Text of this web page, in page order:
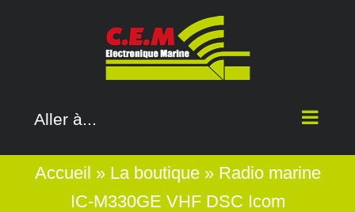
Aller à...
Accueil » La boutique» Radio marine
IC-M330GE VHF DSC Icom